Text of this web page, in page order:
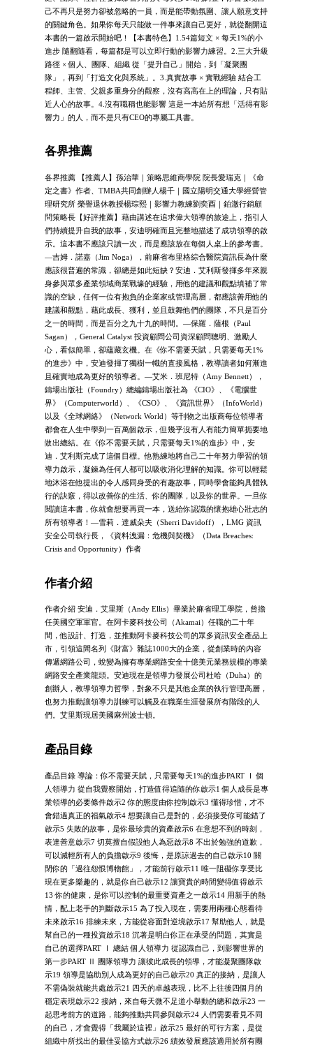
己不再只是努力卻被忽略的一員，而是能帶動氛圍、讓人願意支持
的關鍵角色。如果你每天只能做一件事來讓自己更好，就從翻開這
本書的一篇啟示開始吧！【本書特色】1.54篇短文 × 每天1%的小
進步 隨翻隨看，每篇都是可以立即行動的影響力練習。2.三大升級
路徑 × 個人、團隊、組織 從「提升自己」開始，到「凝聚團
隊」，再到「打造文化與系統」。3.真實故事 × 實戰經驗 結合工
程師、主管、父親多重身分的觀察，沒有高高在上的理論，只有貼
近人心的故事。4.沒有職稱也能影響 這是一本給所有想「活得有影
響力」的人，而不是只有CEO的專屬工具書。
各界推薦
各界推薦 【推薦人】孫治華｜策略思維商學院 院長愛瑞克｜《命
定之書》作者、TMBA共同創辦人楊千｜國立陽明交通大學經營管
理研究所 榮譽退休教授楊琮熙｜影響力教練劉奕酉｜鉑澈行銷顧
問策略長【好評推薦】藉由講述在追求偉大領導的旅途上，指引人
們持續提升自我的故事，安迪明確而且完整地描述了成功領導的啟
示。這本書不應該只讀一次，而是應該放在每個人桌上的參考書。
—吉姆．諾嘉（Jim Noga），前麻省布里格綜合醫院資訊長為什麼
應該很普遍的常識，卻總是如此短缺？安迪．艾利斯發揮多年來親
身參與眾多產業領域商業戰壕的經驗，用他的建議和觀點填補了常
識的空缺，任何一位有抱負的企業家或管理高層，都應該善用他的
建議和觀點，藉此成長、獲利，並且鼓舞他們的團隊，不只是百分
之一的時間，而是百分之九十九的時間。—保羅．薩根（Paul
Sagan），General Catalyst 投資顧問公司資深顧問聰明、激勵人
心，看似簡單，卻蘊藏玄機。在《你不需要天賦，只需要每天1%
的進步》中，安迪發揮了獨樹一幟的直接風格，教導讀者如何漸進
且確實地成為更好的領導者。—艾米．班尼特（Amy Bennett），
鑄場出版社（Foundry）總編鑄場出版社為 《CIO》、《電腦世
界》（Computerworld）、《CSO》、《資訊世界》（InfoWorld）
以及《全球網絡》（Network World）等刊物之出版商每位領導者
都會在人生中學到一百萬個啟示，但幾乎沒有人有能力簡單扼要地
做出總結。在《你不需要天賦，只需要每天1%的進步》中，安
迪．艾利斯完成了這個目標。他熟練地將自己二十年努力學習的領
導力啟示，凝鍊為任何人都可以吸收消化理解的知識。你可以輕鬆
地沐浴在他提出的令人感同身受的有趣故事，同時學會能夠具體執
行的訣竅，得以改善你的生活、你的團隊，以及你的世界。一旦你
閱讀這本書，你就會想要再買一本，送給你認識的懷抱雄心壯志的
所有領導者！—雪莉．達威朵夫（Sherri Davidoff），LMG 資訊
安全公司執行長，《資料洩漏：危機與契機》（Data Breaches:
Crisis and Opportunity）作者
作者介紹
作者介紹 安迪．艾里斯（Andy Ellis）畢業於麻省理工學院，曾擔
任美國空軍軍官。在阿卡麥科技公司（Akamai）任職的二十年
間，他設計、打造，並推動阿卡麥科技公司的眾多資訊安全產品上
市，引領這間名列《財富》雜誌1000大的企業，從創業時的內容
傳遞網路公司，蛻變為擁有專業網路安全十億美元業務規模的專業
網路安全產業龍頭。安迪現在是領導力發展公司杜哈（Duha）的
創辦人，教導領導力哲學，對象不只是其他企業的執行管理高層，
也努力推動讓領導力訓練可以觸及在職業生涯發展所有階段的人
們。艾里斯現居美國麻州波士頓。
產品目錄
產品目錄 導論：你不需要天賦，只需要每天1%的進步PART Ⅰ 個
人領導力 從自我覺察開始，打造值得追隨的你啟示1 個人成長是專
業領導的必要條件啟示2 你的態度由你控制啟示3 懂得珍惜，才不
會錯過真正的福氣啟示4 想要讓自己是對的，必須接受你可能錯了
啟示5 失敗的故事，是你最珍貴的資產啟示6 在意想不到的時刻，
表達善意啟示7 切莫擅自假設他人為惡啟示8 不出於勉強的道歉，
可以減輕所有人的負擔啟示9 後悔，是原諒過去的自己啟示10 關
閉你的「過往怨恨博物館」，才能前行啟示11 唯一阻礙你享受比
現在更多樂趣的，就是你自己啟示12 讓寶貴的時間變得值得啟示
13 你的健康，是你可以控制的最重要資產之一啟示14 用新手的熱
情，配上老手的判斷啟示15 為了投入現在，需要用兩種心態看待
未來啟示16 排練未來，方能從容面對逆境啟示17 幫助他人，就是
幫自己的一種投資啟示18 沉著是明白你正在承受的問題，其實是
自己的選擇PART Ⅰ 總結 個人領導力 從認識自己，到影響世界的
第一步PART Ⅱ 團隊領導力 讓彼此成長的領導，才能凝聚團隊啟
示19 領導是協助別人成為更好的自己啟示20 真正的接納，是讓人
不需偽裝就能共處啟示21 四天的卓越表現，比不上往後四個月的
穩定表現啟示22 接納，來自每天微不足道小舉動的總和啟示23 一
起思考前方的道路，能夠推動共同參與啟示24 人們需要看見不同
的自己，才會覺得「我屬於這裡」啟示25 最好的可行方案，是從
組織中所找出的最佳妥協方式啟示26 績效發展應該適用於所有團